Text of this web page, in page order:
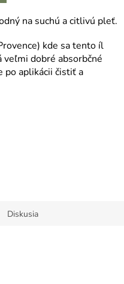
na suchú a citlivú pleť.
kde sa tento íl
veľmi dobré absorbčné
po aplikácii čistiť a
Diskusia